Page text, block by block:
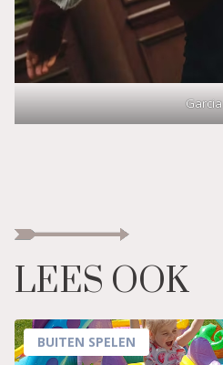
Garcia
LEES OOK
BUITEN SPELEN